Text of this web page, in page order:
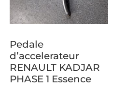
Pedale
d’accelerateur
RENAULT KADJAR
PHASE 1 Essence